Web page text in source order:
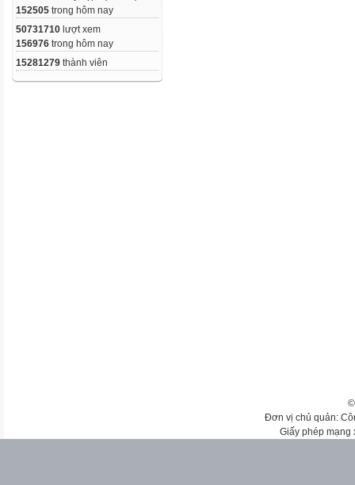
152505 trong hôm nay
50731710 lượt xem
156976 trong hôm nay
15281279 thành viên
Đơn vị chủ quản:
Giấy phép mạng